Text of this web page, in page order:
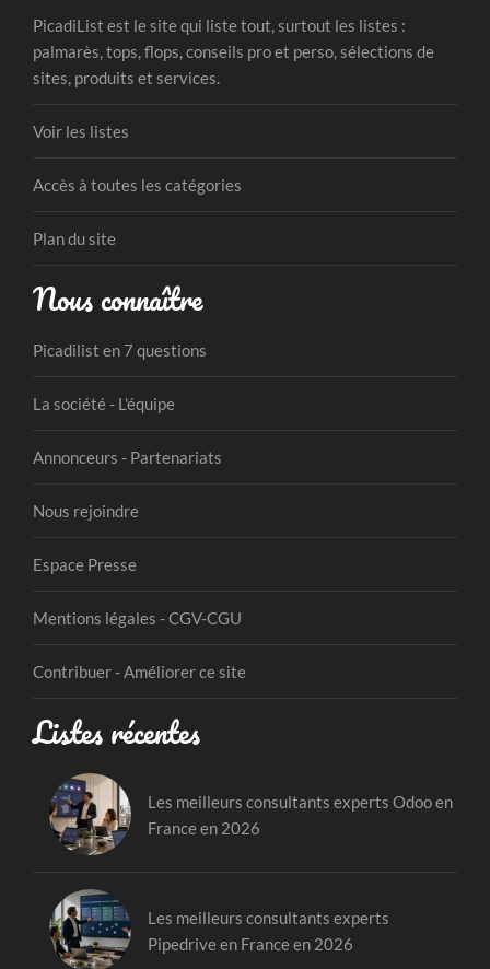
PicadiList est le site qui liste tout, surtout les listes :
palmarès, tops, flops, conseils pro et perso, sélections de
sites, produits et services.
Voir les listes
Accès à toutes les catégories
Plan du site
Nous connaître
Picadilist en 7 questions
La société - L'équipe
Annonceurs - Partenariats
Nous rejoindre
Espace Presse
Mentions légales - CGV-CGU
Contribuer - Améliorer ce site
Listes récentes
Les meilleurs consultants experts Odoo en
France en 2026
Les meilleurs consultants experts
Pipedrive en France en 2026